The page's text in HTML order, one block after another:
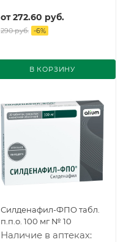
от272.60 руб.
290 руб. -6%
В КОРЗИНУ
Силденафил-ФПО табл.
п.п.о. 100 мг № 10
Наличие в аптеках: